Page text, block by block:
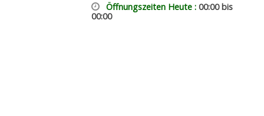
Öffnungszeiten Heute :00:00 bis
00:00